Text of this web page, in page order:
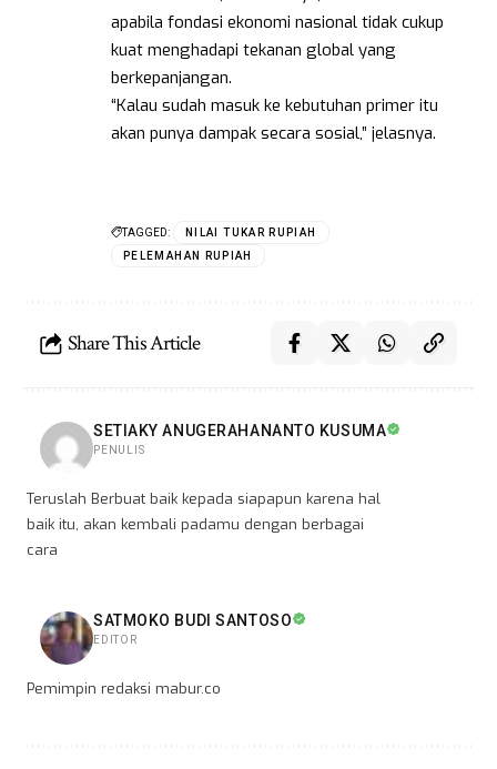
apabila fondasi ekonomi nasional tidak cukup
kuat menghadapi tekanan global yang
berkepanjangan.
“Kalau sudah masuk ke kebutuhan primer itu
akan punya dampak secara sosial,” jelasnya.
TAGGED:
NILAI TUKAR RUPIAH
PELEMAHAN RUPIAH
Share This Article
SETIAKY ANUGERAHANANTO KUSUMA
PENULIS
Teruslah Berbuat baik kepada siapapun karena hal
baik itu, akan kembali padamu dengan berbagai
cara
SATMOKO BUDI SANTOSO
EDITOR
Pemimpin redaksi mabur.co